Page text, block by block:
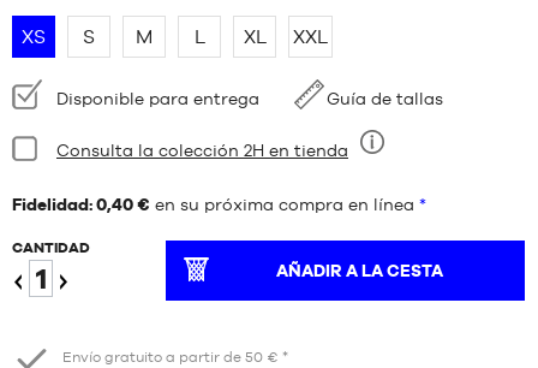
Blog
XS S M L XL XXL
Disponibilidad:
Disponible para entrega Guía de tallas
Estado:
Nueve
Consulta la colección 2H en tienda
Fidelidad: 0,40 € en su próxima compra en línea *
CANTIDAD
AÑADIR A LA CESTA
Envío gratuito a partir de 50 € *